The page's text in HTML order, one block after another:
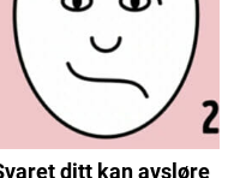
ditt kan avsløre